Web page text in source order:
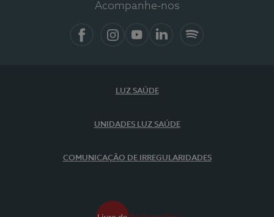
Acompanhe-nos
LUZ SAÚDE
UNIDADES LUZ SAÚDE
COMUNICAÇÃO DE IRREGULARIDADES